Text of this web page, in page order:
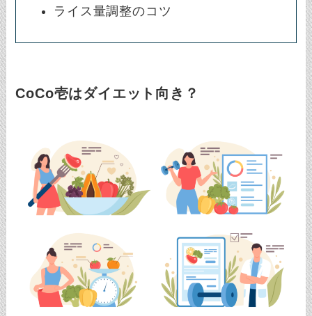
ライス量調整のコツ
CoCo壱はダイエット向き？